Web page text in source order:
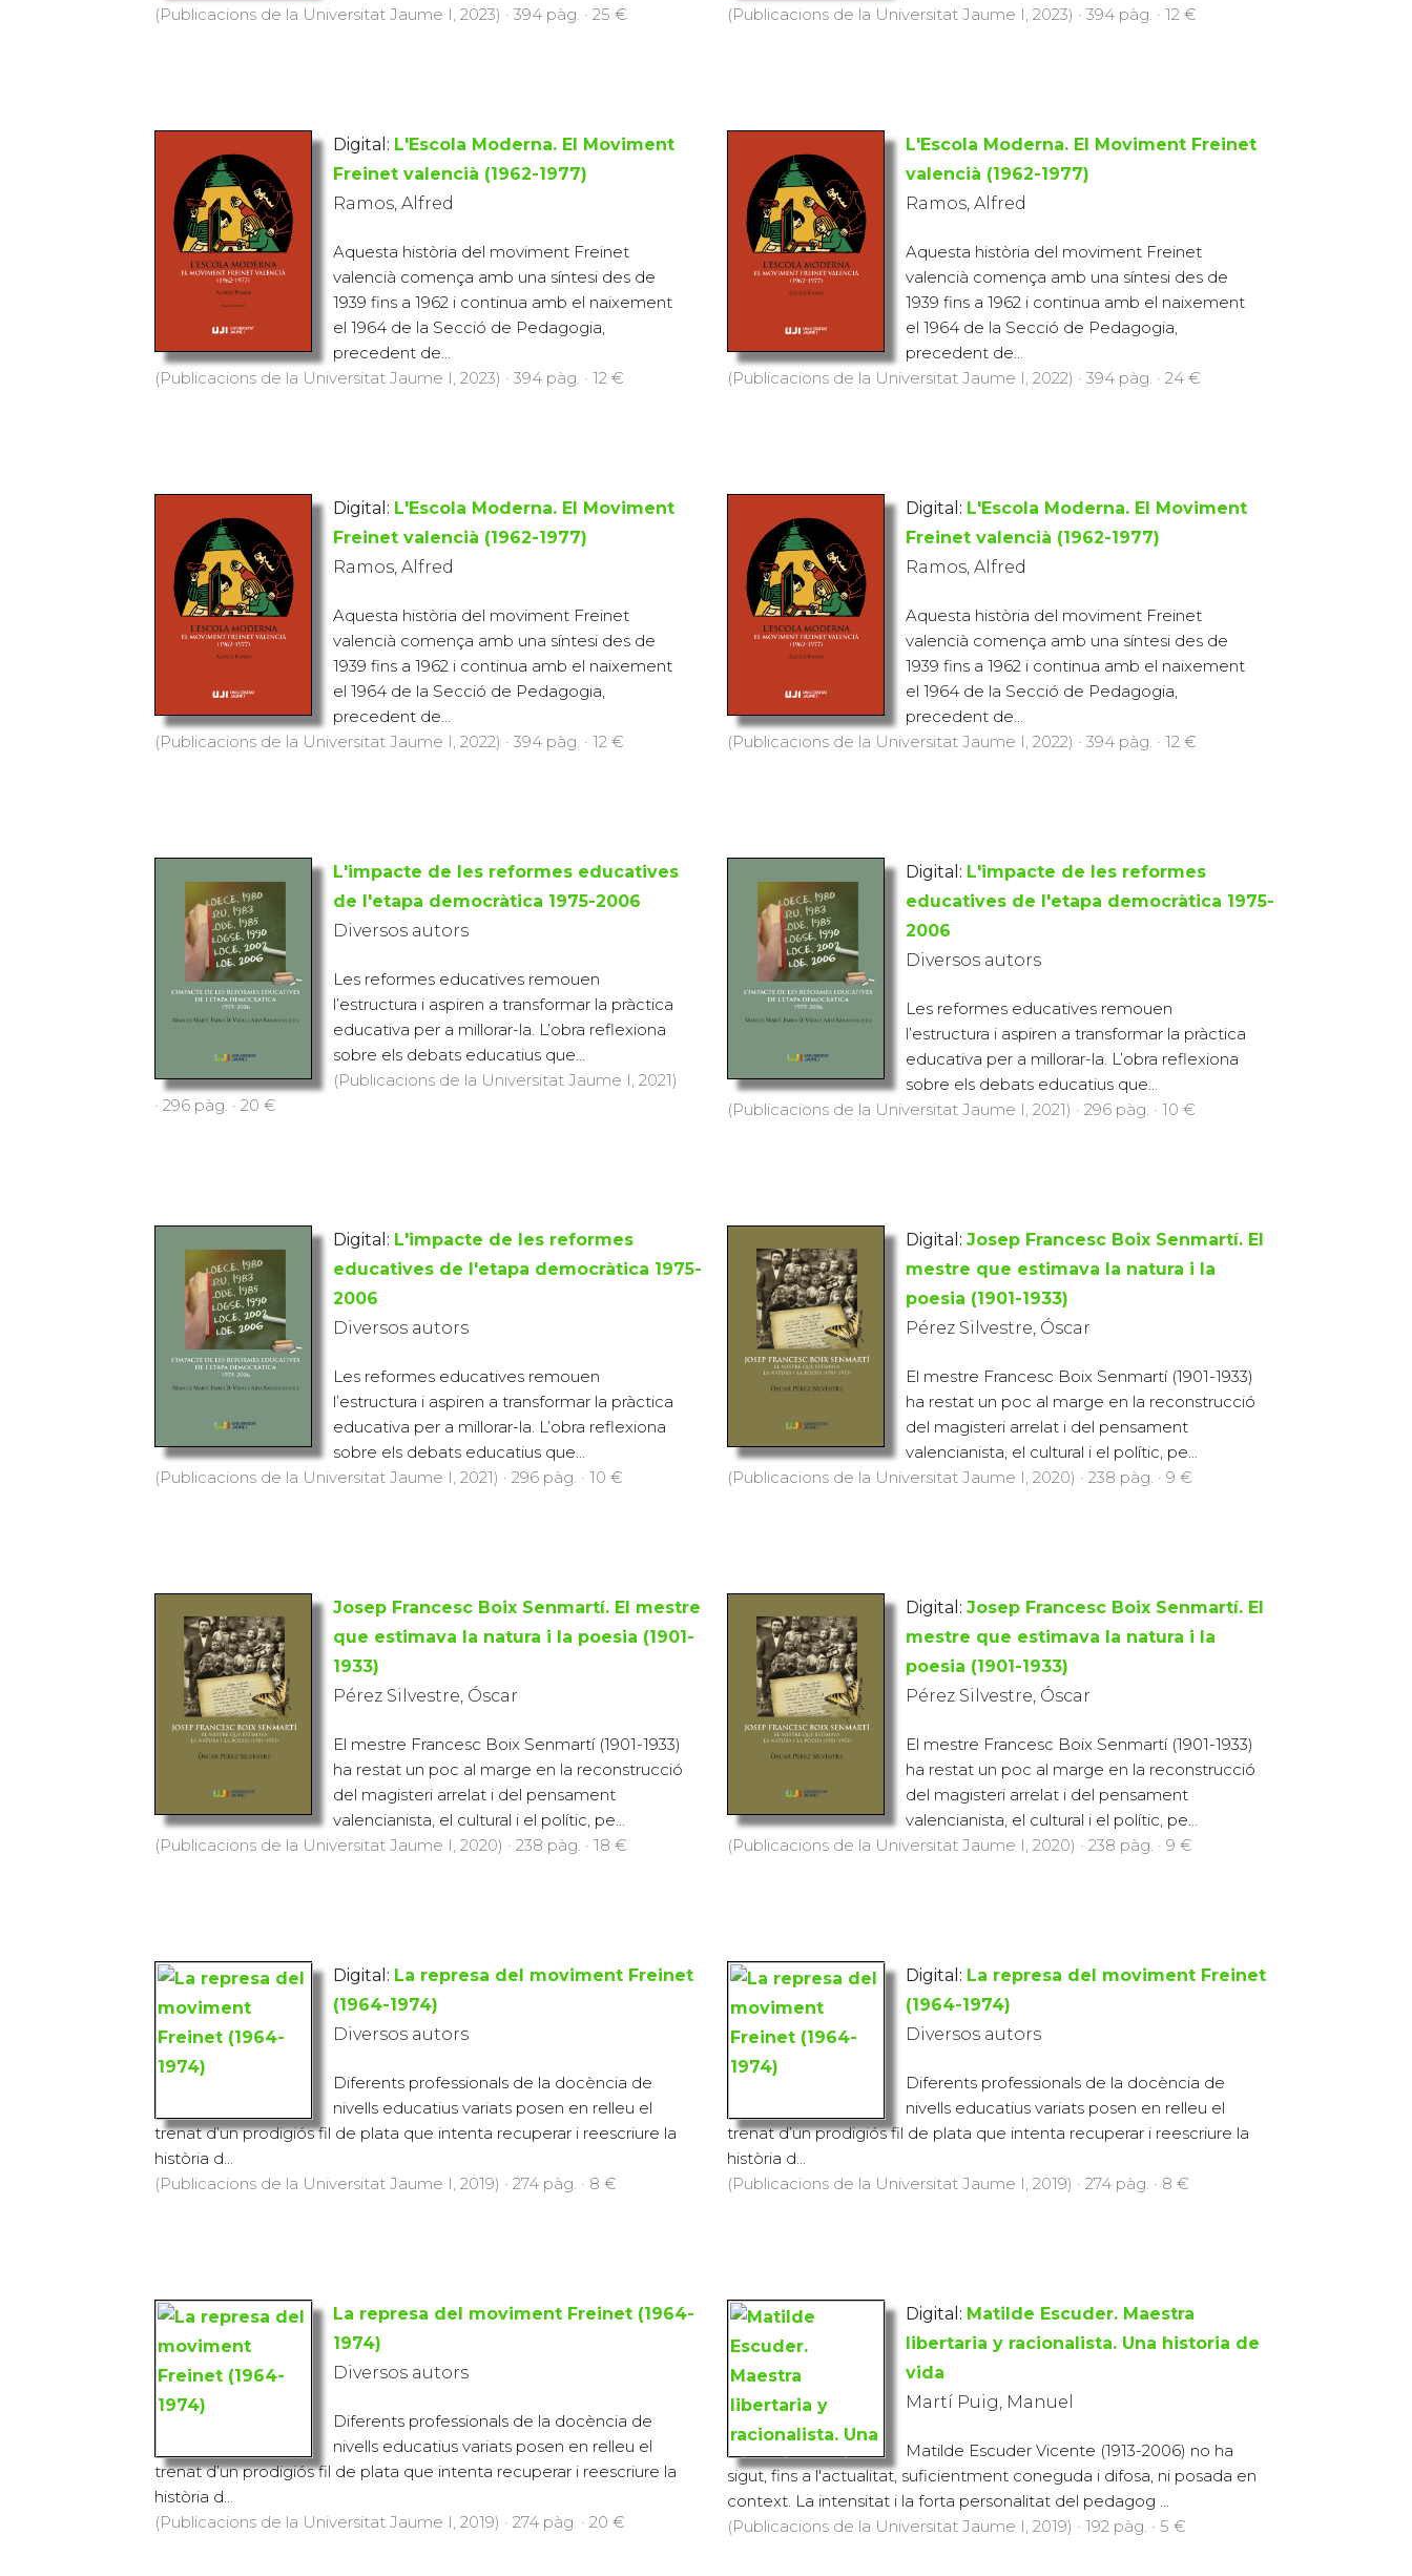
(Publicacions de la Universitat Jaume I, 2023) · 394 pàg. · 25 €
(Publicacions de la Universitat Jaume I, 2023) · 394 pàg. · 12 €
Digital: L'Escola Moderna. El Moviment
Freinet valencià (1962-1977)
Ramos, Alfred
Aquesta història del moviment Freinet
valencià comença amb una síntesi des de
1939 fins a 1962 i continua amb el naixement
el 1964 de la Secció de Pedagogia,
precedent de...
(Publicacions de la Universitat Jaume I, 2023) · 394 pàg. · 12 €
L'Escola Moderna. El Moviment Freinet
valencià (1962-1977)
Ramos, Alfred
Aquesta història del moviment Freinet
valencià comença amb una síntesi des de
1939 fins a 1962 i continua amb el naixement
el 1964 de la Secció de Pedagogia,
precedent de...
(Publicacions de la Universitat Jaume I, 2022) · 394 pàg. · 24 €
Digital: L'Escola Moderna. El Moviment
Freinet valencià (1962-1977)
Ramos, Alfred
Aquesta història del moviment Freinet
valencià comença amb una síntesi des de
1939 fins a 1962 i continua amb el naixement
el 1964 de la Secció de Pedagogia,
precedent de...
(Publicacions de la Universitat Jaume I, 2022) · 394 pàg. · 12 €
Digital: L'Escola Moderna. El Moviment
Freinet valencià (1962-1977)
Ramos, Alfred
Aquesta història del moviment Freinet
valencià comença amb una síntesi des de
1939 fins a 1962 i continua amb el naixement
el 1964 de la Secció de Pedagogia,
precedent de...
(Publicacions de la Universitat Jaume I, 2022) · 394 pàg. · 12 €
L'impacte de les reformes educatives
de l'etapa democràtica 1975-2006
Diversos autors
Les reformes educatives remouen
l’estructura i aspiren a transformar la pràctica
educativa per a millorar-la. L’obra reflexiona
sobre els debats educatius que...
(Publicacions de la Universitat Jaume I, 2021)
· 296 pàg. · 20 €
Digital: L'impacte de les reformes
educatives de l'etapa democràtica 1975-
2006
Diversos autors
Les reformes educatives remouen
l’estructura i aspiren a transformar la pràctica
educativa per a millorar-la. L’obra reflexiona
sobre els debats educatius que...
(Publicacions de la Universitat Jaume I, 2021) · 296 pàg. · 10 €
Digital: L'impacte de les reformes
educatives de l'etapa democràtica 1975-
2006
Diversos autors
Les reformes educatives remouen
l’estructura i aspiren a transformar la pràctica
educativa per a millorar-la. L’obra reflexiona
sobre els debats educatius que...
(Publicacions de la Universitat Jaume I, 2021) · 296 pàg. · 10 €
Digital: Josep Francesc Boix Senmartí. El
mestre que estimava la natura i la
poesia (1901-1933)
Pérez Silvestre, Óscar
El mestre Francesc Boix Senmartí (1901-1933)
ha restat un poc al marge en la reconstrucció
del magisteri arrelat i del pensament
valencianista, el cultural i el polític, pe...
(Publicacions de la Universitat Jaume I, 2020) · 238 pàg. · 9 €
Josep Francesc Boix Senmartí. El mestre
que estimava la natura i la poesia (1901-
1933)
Pérez Silvestre, Óscar
El mestre Francesc Boix Senmartí (1901-1933)
ha restat un poc al marge en la reconstrucció
del magisteri arrelat i del pensament
valencianista, el cultural i el polític, pe...
(Publicacions de la Universitat Jaume I, 2020) · 238 pàg. · 18 €
Digital: Josep Francesc Boix Senmartí. El
mestre que estimava la natura i la
poesia (1901-1933)
Pérez Silvestre, Óscar
El mestre Francesc Boix Senmartí (1901-1933)
ha restat un poc al marge en la reconstrucció
del magisteri arrelat i del pensament
valencianista, el cultural i el polític, pe...
(Publicacions de la Universitat Jaume I, 2020) · 238 pàg. · 9 €
Digital: La represa del moviment Freinet
(1964-1974)
Diversos autors
Diferents professionals de la docència de
nivells educatius variats posen en relleu el
trenat d’un prodigiós fil de plata que intenta recuperar i reescriure la
història d...
(Publicacions de la Universitat Jaume I, 2019) · 274 pàg. · 8 €
Digital: La represa del moviment Freinet
(1964-1974)
Diversos autors
Diferents professionals de la docència de
nivells educatius variats posen en relleu el
trenat d’un prodigiós fil de plata que intenta recuperar i reescriure la
història d...
(Publicacions de la Universitat Jaume I, 2019) · 274 pàg. · 8 €
La represa del moviment Freinet (1964-
1974)
Diversos autors
Diferents professionals de la docència de
nivells educatius variats posen en relleu el
trenat d’un prodigiós fil de plata que intenta recuperar i reescriure la
història d...
(Publicacions de la Universitat Jaume I, 2019) · 274 pàg. · 20 €
Digital: Matilde Escuder. Maestra
libertaria y racionalista. Una historia de
vida
Martí Puig, Manuel
Matilde Escuder Vicente (1913-2006) no ha
sigut, fins a l'actualitat, suficientment coneguda i difosa, ni posada en
context. La intensitat i la forta personalitat del pedagog ...
(Publicacions de la Universitat Jaume I, 2019) · 192 pàg. · 5 €